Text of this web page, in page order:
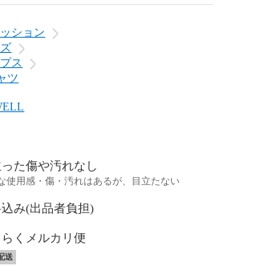
ション
ス
ツ
った傷や汚れなし
使用感・傷・汚れはあるが、目立たない
み(出品者負担)
らくメルカリ便
送